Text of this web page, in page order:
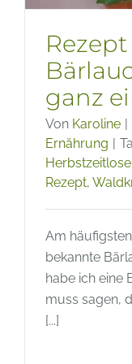
Rezept
ganz
Von Karoline
Ernährung
Herbstzeitlose
Rezept,
Am
bekannte
habe ich eine
muss sagen,
[...]